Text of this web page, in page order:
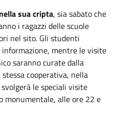
sua cripta, sia sabato che
i ragazzi delle scuole
nel sito. Gli studenti
mentre le visite
saranno curate dalla
cooperativa, nella
le speciali visite
monumentale, alle ore 22 e